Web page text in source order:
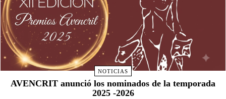
NOTICIAS
AVENCRIT anunció los nominados de la temporada
2025 -2026